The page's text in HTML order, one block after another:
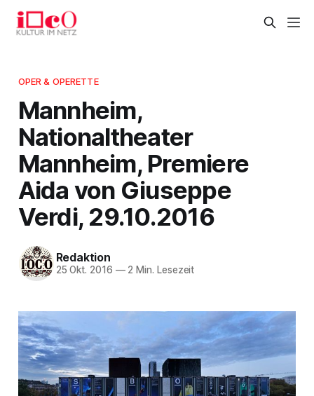
OPER & OPERETTE
Mannheim,
Nationaltheater
Mannheim, Premiere
Aida von Giuseppe
Verdi, 29.10.2016
Redaktion
25 Okt. 2016 —2 Min. Lesezeit